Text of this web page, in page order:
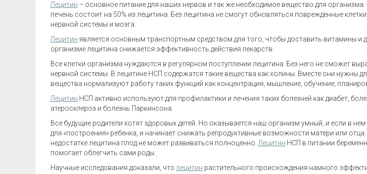
Лецитин – основное питание для наших нервов и так же необходимое вещество для
печень состоит на 50% из лецитина. Без лецитина не смогут обновляться поврежденные
нервной системы и мозга.
Лецитин является основным транспортным средством для того, чтобы доставить витамины и
организме лецитина снижается эффективность действия лекарств.
Все клетки организма нуждаются в регулярном поступлении лецитина. Без него не сможет
нервной системы. В лецитине НСП содержатся такие вещества как холины. Вместе они нужны
вещества нормализуют работу таких функций как концентрация, мышление, обучение,
Лецитин НСП активно используют для профилактики и лечения таких болезней как диабет,
атеросклероз и болезнь Паркинсона.
Все будущие родители хотят здоровых детей. Но оказывается наш организм умный, и если в
для «построения» ребенка, и начинает снижать репродуктивные возможности матери или отца.
недостатке лецитина плод не может развиваться полноценно. Лецитин НСП в питании
помогает облегчить сами роды.
Научные исследования доказали, что лецитин растительного происхождения намного